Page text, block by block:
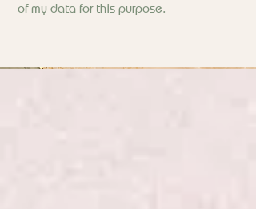
of my data for this purpose.